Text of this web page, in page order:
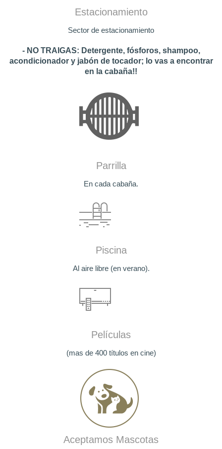
Estacionamiento
Sector de estacionamiento
- NO TRAIGAS: Detergente, fósforos, shampoo,
acondicionador y jabón de tocador; lo vas a encontrar
en la cabaña!!
Parrilla
En cada cabaña.
Piscina
Al aire libre (en verano).
Películas
(mas de 400 títulos en cine)
Aceptamos Mascotas